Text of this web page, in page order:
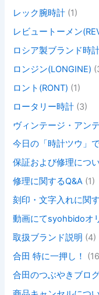
レック腕時計 (1)
レビュートーメン
ロシア製ブランド時
ロンジン(LONGINE)
ロント(RONT) (1)
ロータリー時計 (3)
ヴィンテージ・アン
今日の「時計ツウ」
保証および修理につ
修理に関するQ&A (1)
刻印・文字入れに関
動画にてsyohbidoオ
取扱ブランド説明 (4)
合田 特に一押し！
合田のつぶやきブロ